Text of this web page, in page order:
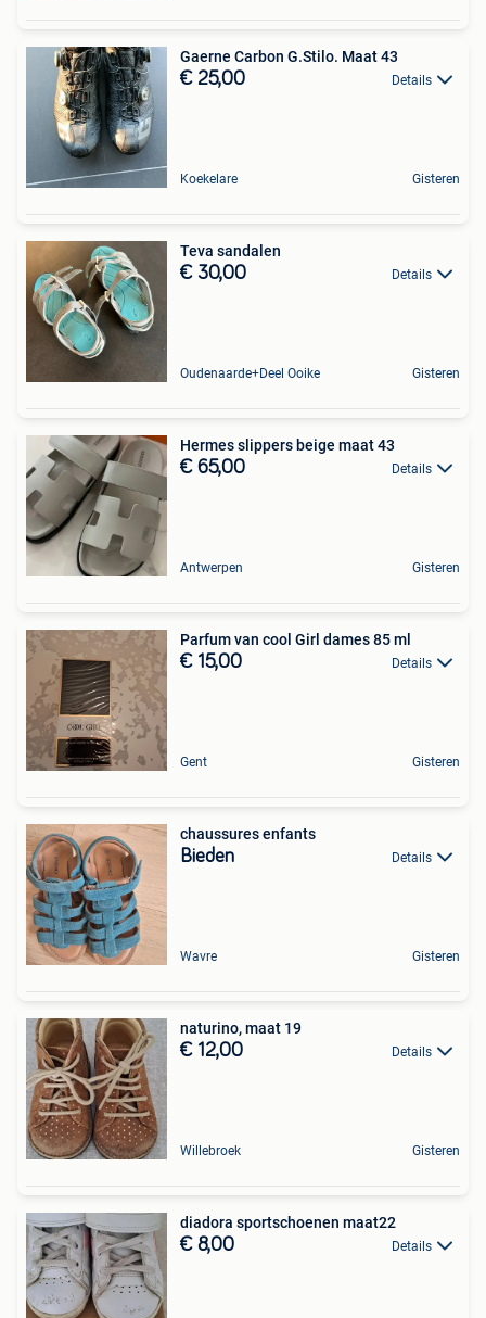
Gaerne Carbon G.Stilo. Maat 43
€ 25,00 Details
Koekelare Gisteren
Teva sandalen
€ 30,00 Details
Oudenaarde+Deel Ooike Gisteren
Hermes slippers beige maat 43
€ 65,00 Details
Antwerpen Gisteren
Parfum van cool Girl dames 85 ml
€ 15,00 Details
Gent Gisteren
chaussures enfants
Bieden Details
Wavre Gisteren
naturino, maat 19
€ 12,00 Details
Willebroek Gisteren
diadora sportschoenen maat22
€ 8,00 Details